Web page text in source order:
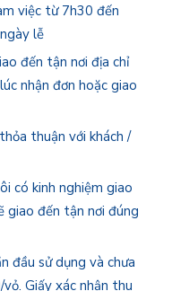
việc từ 7h30 đến
lễ
đến tận nơi địa chỉ
nhận đơn hoặc giao
thuận với khách /
có kinh nghiệm giao
giao đến tận nơi đúng
đầu sử dụng và chưa
Giấy xác nhận thu